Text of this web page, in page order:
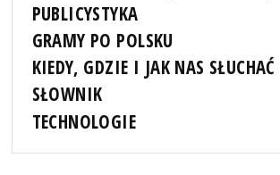
PUBLICYSTYKA
GRAMY PO POLSKU
KIEDY, GDZIE I JAK NAS SŁUCHAĆ
SŁOWNIK
TECHNOLOGIE